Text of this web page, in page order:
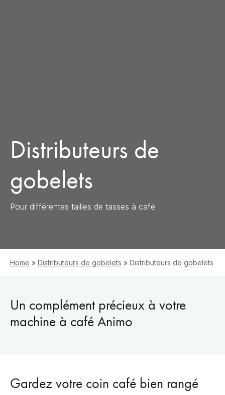
Home » Distributeurs de gobelets » Distributeurs de gobelets
Distributeurs de
gobelets
Pour différentes tailles de tasses à café
Un complément précieux à votre
machine à café Animo
Gardez votre coin café bien rangé